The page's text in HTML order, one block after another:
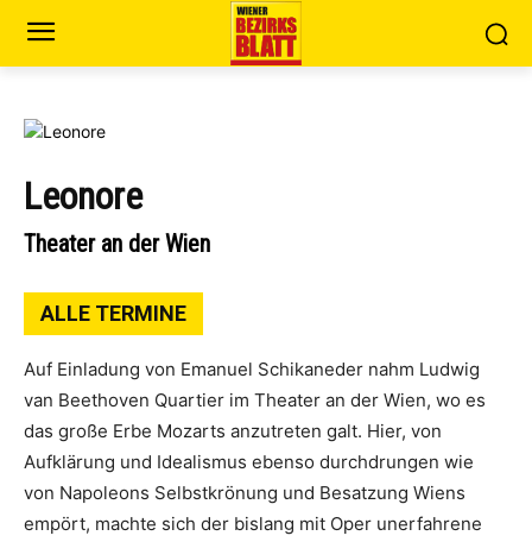
Leonore
Theater an der Wien
ALLE TERMINE
Auf Einladung von Emanuel Schikaneder nahm Ludwig
van Beethoven Quartier im Theater an der Wien, wo es
das große Erbe Mozarts anzutreten galt. Hier, von
Aufklärung und Idealismus ebenso durchdrungen wie
von Napoleons Selbstkrönung und Besatzung Wiens
empört, machte sich der bislang mit Oper unerfahrene